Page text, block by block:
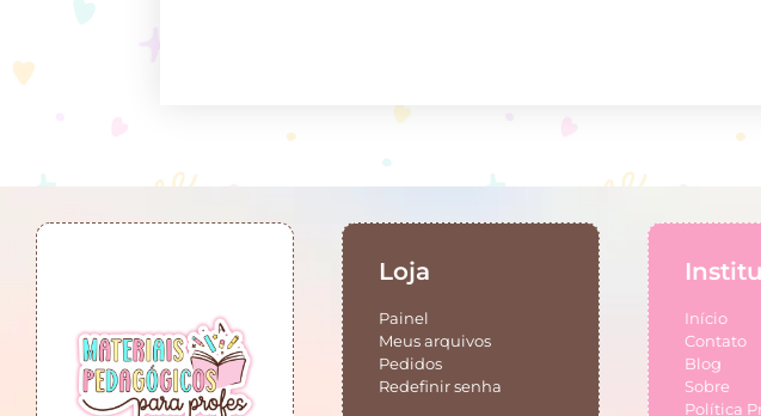
Loja
Painel
Meus arquivos
Pedidos
Redefinir senha
Início
Contato
Blog
Sobre
Política